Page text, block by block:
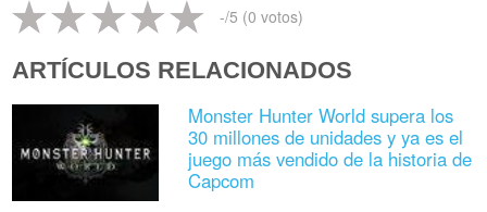
-/5 (0 votos)
ARTÍCULOS RELACIONADOS
Monster Hunter World supera los
30 millones de unidades y ya es el
juego más vendido de la historia de
Capcom